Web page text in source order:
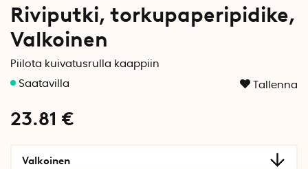
Riviputki, torkupaperipidike,
Valkoinen
Piilota kuivatusrulla kaappiin
Tallenna
23.81 €
Valkoinen